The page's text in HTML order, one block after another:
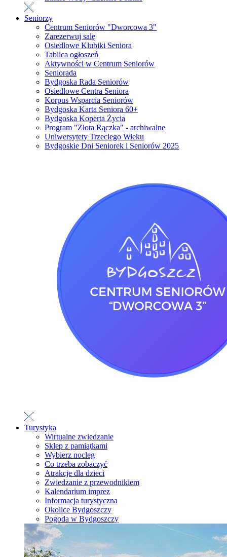
Seniorzy
Centrum Seniorów "Dworcowa 3"
Zarezerwuj salę
Osiedlowe Klubiki Seniora
Tablica ogłoszeń
Aktywności w Centrum Seniorów
Seniorada
Bydgoska Rada Seniorów
Osiedlowe Centra Seniora
Korpus Wsparcia Seniorów
Bydgoska Karta Seniora 60+
Bydgoska Koperta Życia
Program "Złota Rączka" - archiwalne
Uniwersytety Trzeciego Wieku
Bydgoskie Dni Seniorek i Seniorów 2025
Turystyka
Wirtualne zwiedzanie
Sklep z pamiątkami
Wybierz nocleg
Co trzeba zobaczyć
Atrakcje dla dzieci
Zwiedzanie z przewodnikiem
Kalendarium imprez
Informacja turystyczna
Okolice Bydgoszczy
Pogoda w Bydgoszczy